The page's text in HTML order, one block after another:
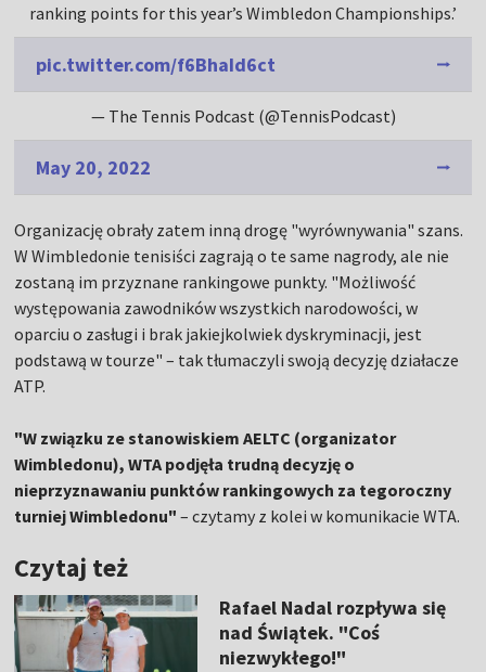
ranking points for this year’s Wimbledon Championships.’
pic.twitter.com/f6BhaId6ct
— The Tennis Podcast (@TennisPodcast)
May 20, 2022
Organizację obrały zatem inną drogę "wyrównywania" szans.
W Wimbledonie tenisiści zagrają o te same nagrody, ale nie
zostaną im przyznane rankingowe punkty. "Możliwość
występowania zawodników wszystkich narodowości, w
oparciu o zasługi i brak jakiejkolwiek dyskryminacji, jest
podstawą w tourze" – tak tłumaczyli swoją decyzję działacze
ATP.
"W związku ze stanowiskiem AELTC (organizator
Wimbledonu), WTA podjęła trudną decyzję o
nieprzyznawaniu punktów rankingowych za tegoroczny
turniej Wimbledonu" – czytamy z kolei w komunikacie WTA.
Czytaj też
Rafael Nadal rozpływa się
nad Świątek. "Coś
niezwykłego!"